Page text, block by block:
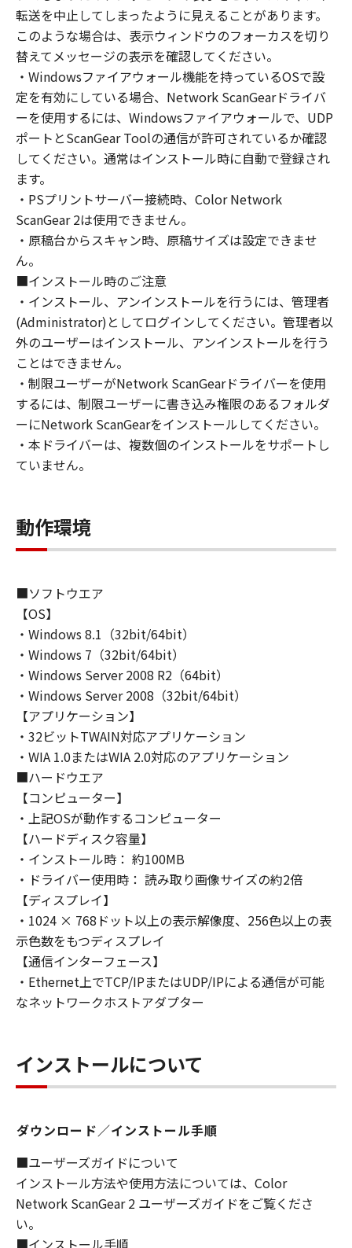
３．著作権表示
お客様は、「本ソフトウェア」に含まれるキヤ
ノンまたはキヤノンのライセンサーの著作権表
示を変更し、除去しもしくは削除してはなりま
せん。
４．所有権
「本ソフトウェア」に係る権原および所有権
は、その内容によりキヤノンまたはキヤノンの
ライセンサーに帰属します。
５．輸出
より必要な許可等を得ることなしに、「本ソフ
トウェア」の全部または一部を、直接または間
接に輸出してはなりません。
６．サポートおよびアップデート
キヤノン、キヤノンの子会社、関係会社、それ
らの販売代理店および販売店、並びにキヤノン
のライセンサーは、お客様による「本ソフトウ
ェア」の使用を支援すること、および「本ソフ
トウェア」に対してアップデート、バグの修正
あるいはサポートを行うことについて、いかな
７．保証の否認・免責
(1) 「本ソフトウェア」は、『現状のまま』の
の関連会社、それらの販売代理店または販売店
のいずれも、「本ソフトウェア」に関して、商
品性および特定の目的への適合性の保証を含
め、いかなる保証も、明示たると黙示たるとを
問わず一切しないものとします。
(2) キヤノン、キヤノンのライセンサー、キヤノ
ンの子会社、キヤノンの関連会社、それらの販
売代理店または販売店のいずれも、「本ソフト
ウェア」の使用または使用不能から生ずるいか
なる損害（逸失利益およびその他の派生的また
は付随的な損害を含むがこれらに限定されない
全ての損害を言います。）について、適用法で
認められる限り、一切の責任を負わないものと
します。たとえ、キヤノン、キヤノンのライセ
ンサー、キヤノンの子会社、キヤノンの関連会
社、それらの販売代理店または販売店がかかる
損害の可能性について知らされていた場合でも
同様です。
(3) キヤノン、キヤノンのライセンサー、キヤノ
ンの子会社、キヤノンの関連会社、それらの販
売代理店または販売店のいずれも、「本ソフト
ウェア」、または「本ソフトウェア」の使用に
ないものとします。
８．契約期間
記のボタンをクリックした時点、または「本ソ
し、下記(2)または(3)により終了されるまで有
効に存続します。
(2) お客様は、「本ソフトウェア」およびその
り、本契約書を終了させることができます。
転送を中止してしまったように見えることがあります。
このような場合は、表示ウィンドウのフォーカスを切り
替えてメッセージの表示を確認してください。
・Windowsファイアウォール機能を持っているOSで設
定を有効にしている場合、Network ScanGearドライバ
ーを使用するには、Windowsファイアウォールで、UDP
ポートとScanGear Toolの通信が許可されているか確認
してください。通常はインストール時に自動で登録され
ます。
・PSプリントサーバー接続時、Color Network
ScanGear 2は使用できません。
・原稿台からスキャン時、原稿サイズは設定できませ
ん。
■インストール時のご注意
・インストール、アンインストールを行うには、管理者
(Administrator)としてログインしてください。管理者以
外のユーザーはインストール、アンインストールを行う
ことはできません。
・制限ユーザーがNetwork ScanGearドライバーを使用
するには、制限ユーザーに書き込み権限のあるフォルダ
ーにNetwork ScanGearをインストールしてください。
・本ドライバーは、複数個のインストールをサポートし
ていません。
動作環境
■ソフトウエア
【OS】
・Windows 8.1（32bit/64bit）
・Windows 7（32bit/64bit）
・Windows Server 2008 R2（64bit）
・Windows Server 2008（32bit/64bit）
【アプリケーション】
・32ビットTWAIN対応アプリケーション
・WIA 1.0またはWIA 2.0対応のアプリケーション
■ハードウエア
【コンピューター】
・上記OSが動作するコンピューター
【ハードディスク容量】
・インストール時： 約100MB
・ドライバー使用時： 読み取り画像サイズの約2倍
【ディスプレイ】
・1024 × 768ドット以上の表示解像度、256色以上の表
示色数をもつディスプレイ
【通信インターフェース】
・Ethernet上でTCP/IPまたはUDP/IPによる通信が可能
なネットワークホストアダプター
インストールについて
ダウンロード／インストール手順
■ユーザーズガイドについて
インストール方法や使用方法については、Color
Network ScanGear 2 ユーザーズガイドをご覧くださ
い。
■インストール手順